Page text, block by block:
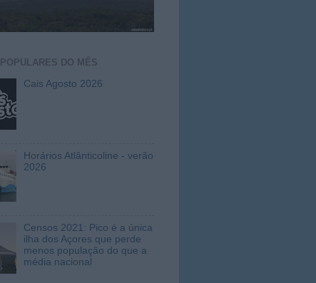
POPULARES DO MÊS
Cais Agosto 2026
Horários Atlânticoline - verão
2026
Censos 2021: Pico é a única
ilha dos Açores que perde
menos população do que a
média nacional